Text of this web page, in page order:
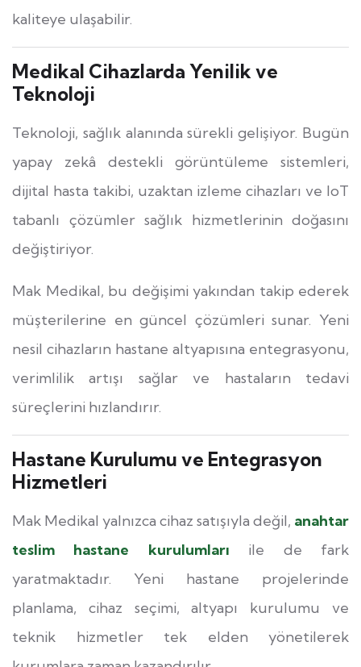
kaliteye ulaşabilir.
Medikal Cihazlarda Yenilik ve
Teknoloji
Teknoloji, sağlık alanında sürekli gelişiyor. Bugün
yapay zekâ destekli görüntüleme sistemleri,
dijital hasta takibi, uzaktan izleme cihazları ve IoT
tabanlı çözümler sağlık hizmetlerinin doğasını
değiştiriyor.
Mak Medikal, bu değişimi yakından takip ederek
müşterilerine en güncel çözümleri sunar. Yeni
nesil cihazların hastane altyapısına entegrasyonu,
verimlilik artışı sağlar ve hastaların tedavi
süreçlerini hızlandırır.
Hastane Kurulumu ve Entegrasyon
Hizmetleri
Mak Medikal yalnızca cihaz satışıyla değil, anahtar
teslim hastane kurulumları ile de fark
yaratmaktadır. Yeni hastane projelerinde
planlama, cihaz seçimi, altyapı kurulumu ve
teknik hizmetler tek elden yönetilerek